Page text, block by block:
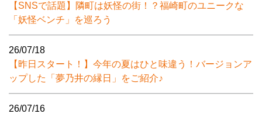
【SNSで話題】隣町は妖怪の街！？福崎町のユニークな
「妖怪ベンチ」を巡ろう
26/07/18
【昨日スタート！】今年の夏はひと味違う！バージョンア
ップした「夢乃井の縁日」をご紹介♪
26/07/16